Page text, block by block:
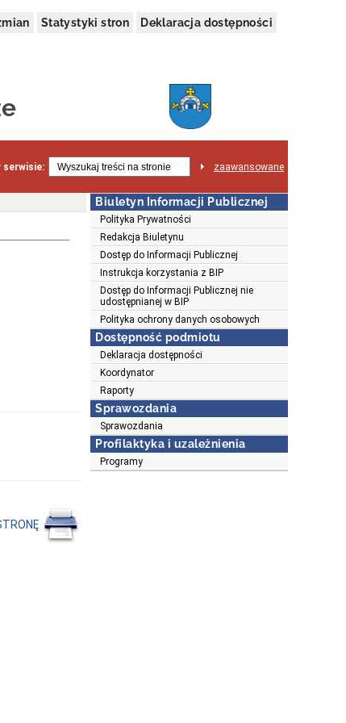
Statystyki stron Deklaracja dostępności
serwisie: zaawansowane
Biuletyn Informacji Publicznej
Polityka Prywatności
Redakcja Biuletynu
Dostęp do Informacji Publicznej
Instrukcja korzystania z BIP
Dostęp do Informacji Publicznej nie
udostępnianej w BIP
Polityka ochrony danych osobowych
Dostępność podmiotu
Deklaracja dostępności
Koordynator
Raporty
Sprawozdania
Sprawozdania
Profilaktyka i uzależnienia
Programy